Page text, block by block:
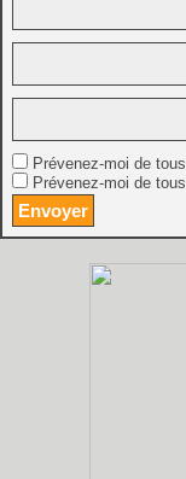
Prévenez-moi de
Prévenez-moi de